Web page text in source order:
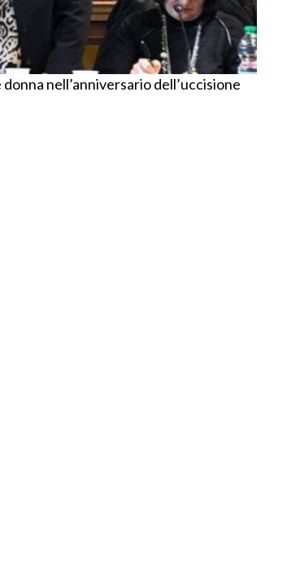
nell’anniversario dell’uccisione